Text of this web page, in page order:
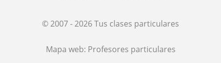
© 2007 - 2026 Tus clases particulares
Mapa web: Profesores particulares